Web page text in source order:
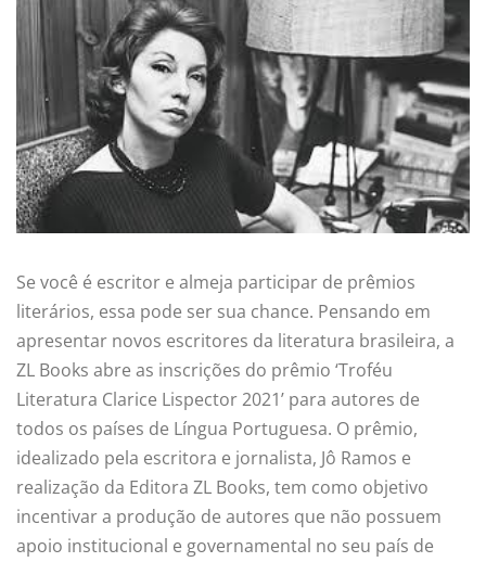
Se você é escritor e almeja participar de prêmios
literários, essa pode ser sua chance. Pensando em
apresentar novos escritores da literatura brasileira, a
ZL Books abre as inscrições do prêmio ‘Troféu
Literatura Clarice Lispector 2021’ para autores de
todos os países de Língua Portuguesa. O prêmio,
idealizado pela escritora e jornalista, Jô Ramos e
realização da Editora ZL Books, tem como objetivo
incentivar a produção de autores que não possuem
apoio institucional e governamental no seu país de